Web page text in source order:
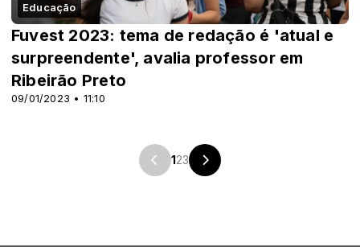
Educação
09/01/2023 • 11:10
Fuvest 2023: tema de redação é 'atual e
surpreendente', avalia professor em
Ribeirão Preto
123